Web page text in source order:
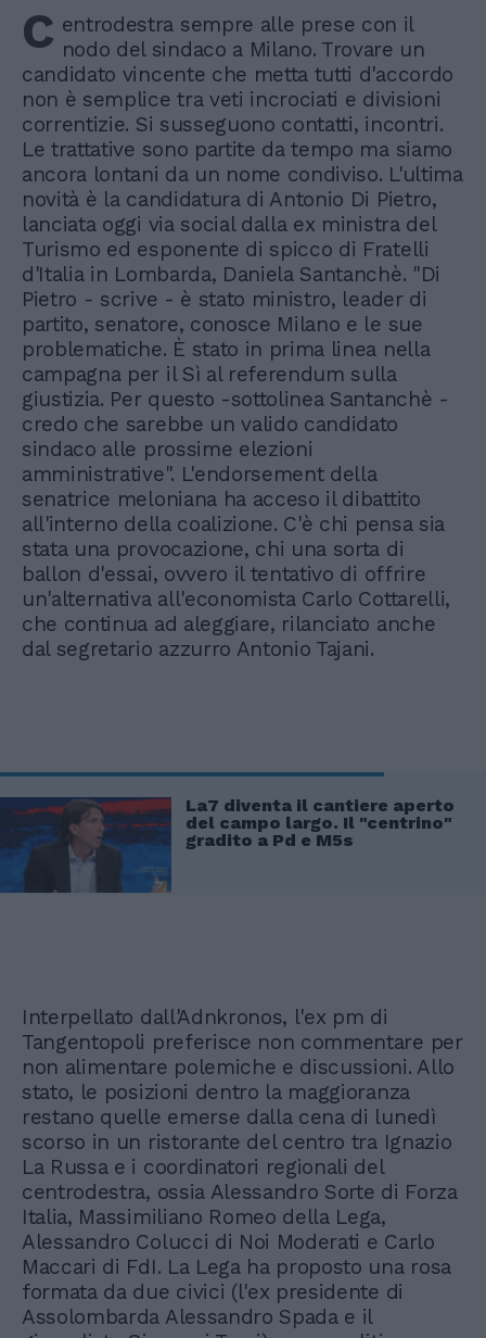
C entrodestra sempre alle prese con il
nodo del sindaco a Milano. Trovare un
candidato vincente che metta tutti d'accordo
non è semplice tra veti incrociati e divisioni
correntizie. Si susseguono contatti, incontri.
Le trattative sono partite da tempo ma siamo
ancora lontani da un nome condiviso. L'ultima
novità è la candidatura di Antonio Di Pietro,
lanciata oggi via social dalla ex ministra del
Turismo ed esponente di spicco di Fratelli
d'Italia in Lombarda, Daniela Santanchè. "Di
Pietro - scrive - è stato ministro, leader di
partito, senatore, conosce Milano e le sue
problematiche. È stato in prima linea nella
campagna per il Sì al referendum sulla
giustizia. Per questo -sottolinea Santanchè -
credo che sarebbe un valido candidato
sindaco alle prossime elezioni
amministrative". L'endorsement della
senatrice meloniana ha acceso il dibattito
all'interno della coalizione. C'è chi pensa sia
stata una provocazione, chi una sorta di
ballon d'essai, ovvero il tentativo di offrire
un'alternativa all'economista Carlo Cottarelli,
che continua ad aleggiare, rilanciato anche
dal segretario azzurro Antonio Tajani.
La7 diventa il cantiere aperto
del campo largo. Il "centrino"
gradito a Pd e M5s
Interpellato dall'Adnkronos, l'ex pm di
Tangentopoli preferisce non commentare per
non alimentare polemiche e discussioni. Allo
stato, le posizioni dentro la maggioranza
restano quelle emerse dalla cena di lunedì
scorso in un ristorante del centro tra Ignazio
La Russa e i coordinatori regionali del
centrodestra, ossia Alessandro Sorte di Forza
Italia, Massimiliano Romeo della Lega,
Alessandro Colucci di Noi Moderati e Carlo
Maccari di FdI. La Lega ha proposto una rosa
formata da due civici (l'ex presidente di
Assolombarda Alessandro Spada e il